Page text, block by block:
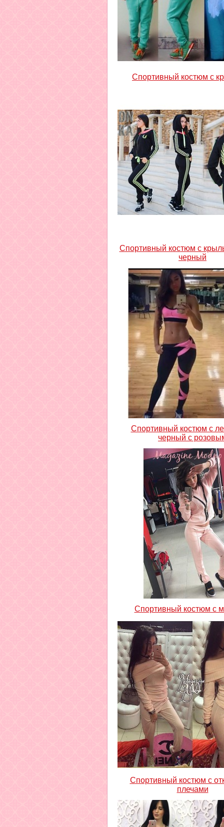
Спортивный костюм с
Спортивный костюм с
черный
Спортивный костюм с
черный с
Спортивный костюм с
Спортивный костюм с
плечами